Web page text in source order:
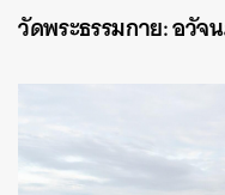
วัดพระธรรมกาย: อวั